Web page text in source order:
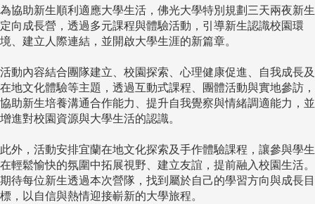
為協助新生順利適應大學生活，佛光大學特別規劃三天兩夜新生
定向成長營，透過多元課程與體驗活動，引導新生認識校園環
境、建立人際連結，並開啟大學生涯的新篇章。
活動內容結合團隊建立、校園探索、心理健康促進、自我成長及
在地文化體驗等主題，透過互動式課程、團體活動與實地參訪，
協助新生培養溝通合作能力、提升自我覺察與情緒調適能力，並
增進對校園資源與大學生活的認識。
此外，活動安排宜蘭在地文化探索及手作體驗課程，讓參與學生
在輕鬆愉快的氛圍中拓展視野、建立友誼，提前融入校園生活。
期待每位新生透過本次營隊，找到屬於自己的學習方向與成長目
標，以自信與熱情迎接嶄新的大學旅程。